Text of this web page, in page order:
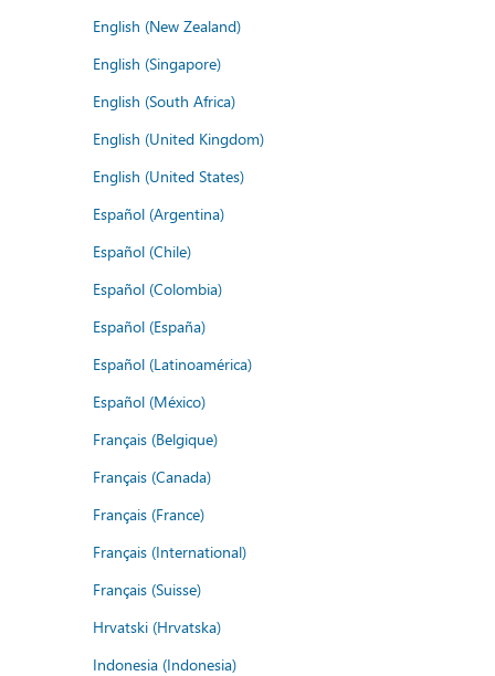
English (New Zealand)
English (Singapore)
English (South Africa)
English (United Kingdom)
English (United States)
Español (Argentina)
Español (Chile)
Español (Colombia)
Español (España)
Español (Latinoamérica)
Español (México)
Français (Belgique)
Français (Canada)
Français (France)
Français (International)
Français (Suisse)
Hrvatski (Hrvatska)
Indonesia (Indonesia)